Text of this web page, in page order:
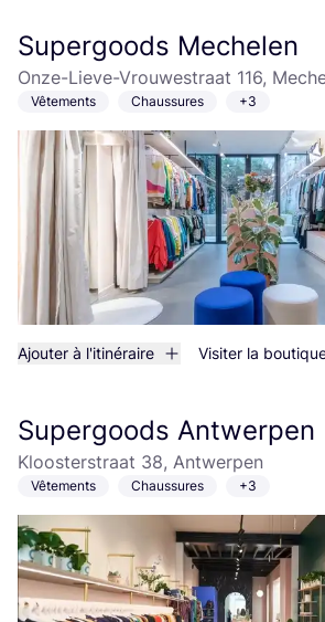
Supergoods Mechelen
Onze-Lieve-Vrouwestraat 116,
Vêtements Chaussures +3
Ajouter à l'itinéraire Visiter la
Supergoods Antwerpen
Kloosterstraat 38, Antwerpen
Vêtements Chaussures +3